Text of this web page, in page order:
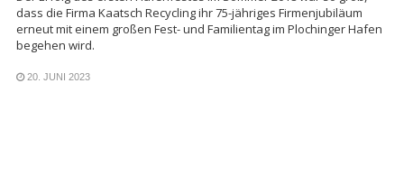
dass die Firma Kaatsch Recycling ihr 75-jähriges Firmenjubiläum
erneut mit einem großen Fest- und Familientag im Plochinger Hafen
begehen wird.
20. JUNI 2023